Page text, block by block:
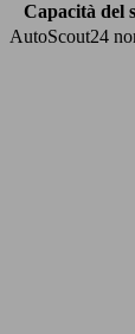
Capacità del
AutoScout24